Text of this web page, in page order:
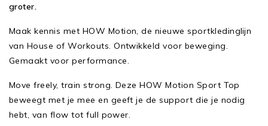
groter.
Maak kennis met HOW Motion, de nieuwe sportkledinglijn
van House of Workouts. Ontwikkeld voor beweging.
Gemaakt voor performance.
Move freely, train strong. Deze HOW Motion Sport Top
beweegt met je mee en geeft je de support die je nodig
hebt, van flow tot full power.